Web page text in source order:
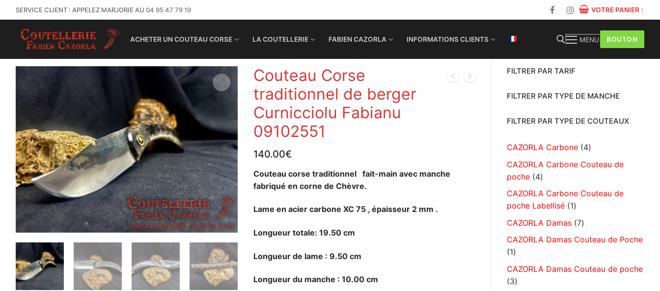
SERVICE CLIENT : APPELEZ MARJORIE AU 04 95 47 79 19 VOTRE PANIER :
ACHETER UN COUTEAU CORSE LA COUTELLERIE FABIEN CAZORLA INFORMATIONS CLIENTS MENU BOUTON
Couteau Corse
traditionnel de berger
Curnicciolu Fabianu
09102551
140.00€
Couteau corse traditionnel fait-main avec manche
fabriqué en corne de Chèvre.
Lame en acier carbone XC 75 , épaisseur 2 mm .
Longueur totale: 19.50 cm
Longueur de lame : 9.50 cm
Longueur du manche : 10.00 cm
FILTRER PAR TARIF
FILTRER PAR TYPE DE MANCHE
FILTRER PAR TYPE DE COUTEAUX
CAZORLA Carbone 4
CAZORLA Carbone Couteau de
poche 4
CAZORLA Carbone Couteau de
poche Labellisé 1
CAZORLA Damas 7
CAZORLA Damas Couteau de Poche
1
CAZORLA Damas Couteau de poche
3